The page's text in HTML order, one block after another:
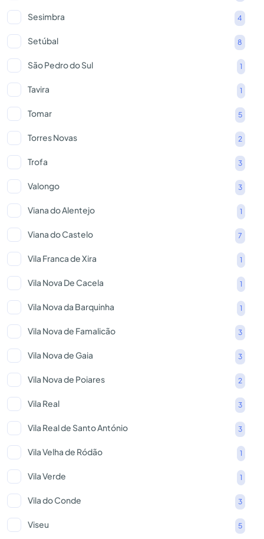
Sesimbra 4
Setúbal 8
São Pedro do Sul 1
Tavira 1
Tomar 5
Torres Novas 2
Trofa 3
Valongo 3
Viana do Alentejo 1
Viana do Castelo 7
Vila Franca de Xira 1
Vila Nova De Cacela 1
Vila Nova da Barquinha 1
Vila Nova de Famalicão 3
Vila Nova de Gaia 3
Vila Nova de Poiares 2
Vila Real 3
Vila Real de Santo António 3
Vila Velha de Ródão 1
Vila Verde 1
Vila do Conde 3
Viseu 5